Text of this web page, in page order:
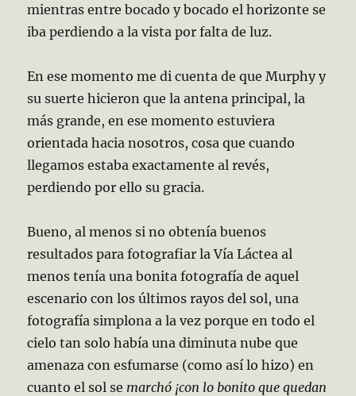
mientras entre bocado y bocado el horizonte se
iba perdiendo a la vista por falta de luz.
En ese momento me di cuenta de que Murphy y
su suerte hicieron que la antena principal, la
más grande, en ese momento estuviera
orientada hacia nosotros, cosa que cuando
llegamos estaba exactamente al revés,
perdiendo por ello su gracia.
Bueno, al menos si no obtenía buenos
resultados para fotografiar la Vía Láctea al
menos tenía una bonita fotografía de aquel
escenario con los últimos rayos del sol, una
fotografía simplona a la vez porque en todo el
cielo tan solo había una diminuta nube que
amenaza con esfumarse (como así lo hizo) en
cuanto el sol se marchó ¡con lo bonito que quedan